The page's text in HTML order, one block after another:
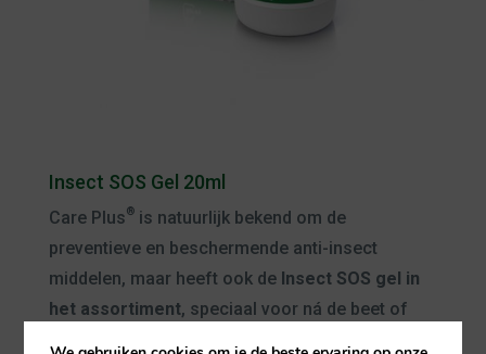
Insect SOS Gel 20ml
Care Plus®is natuurlijk bekend om de
preventieve en beschermende anti-insect
middelen, maar heeft ook de Insect SOS gel in
het assortiment, speciaal voor ná de beet of